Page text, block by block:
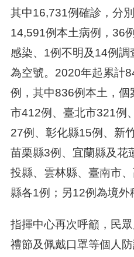
其中16,731例確診，分
14,591例本土病例，36
感染、1例不明及14例
為空號。2020年起累計
例，其中836例本土，
市412例、臺北市321例
27例、彰化縣15例、新
苗栗縣3例、宜蘭縣及花
投縣、雲林縣、臺南市
縣各1例；另12例為境外
指揮中心再次呼籲，民
禮節及佩戴口罩等個人